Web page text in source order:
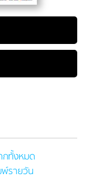
กทั้งหมด
รายวัน